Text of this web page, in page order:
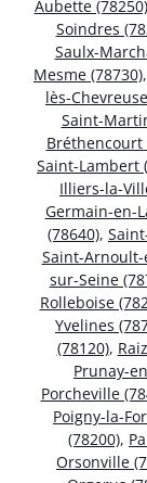
Aubette (78250)
Soindres
Saulx-
Mesme (78730),
lès-
Saint-
Bréthencourt
Saint-Lambert
Illiers-la-
Germain-en-
(78640),
Saint-Arnoult-
sur-Seine
Rolleboise
Yvelines
(78120),
Prunay-
Porcheville
Poigny-la-
(78200),
Orsonville